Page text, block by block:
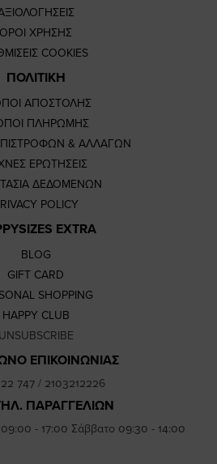
ΟΡΟΙ ΧΡΗΣΗΣ
COOKIES
ΠΟΛΙΤΙΚΗ
ΑΠΟΣΤΟΛΗΣ
ΠΛΗΡΩΜΗΣ
& ΑΛΛΑΓΩΝ
ΕΡΩΤΗΣΕΙΣ
ΔΕΔΟΜΕΝΩΝ
POLICY
EXTRA
BLOG
GIFT CARD
SHOPPING
HAPPY CLUB
UNSUBSCRIBE
ΕΠΙΚΟΙΝΩΝΙΑΣ
747/ 2103212226
ΠΑΡΑΓΓΕΛΙΩΝ
- 17:00 Σάββατο 09:30 - 14:00